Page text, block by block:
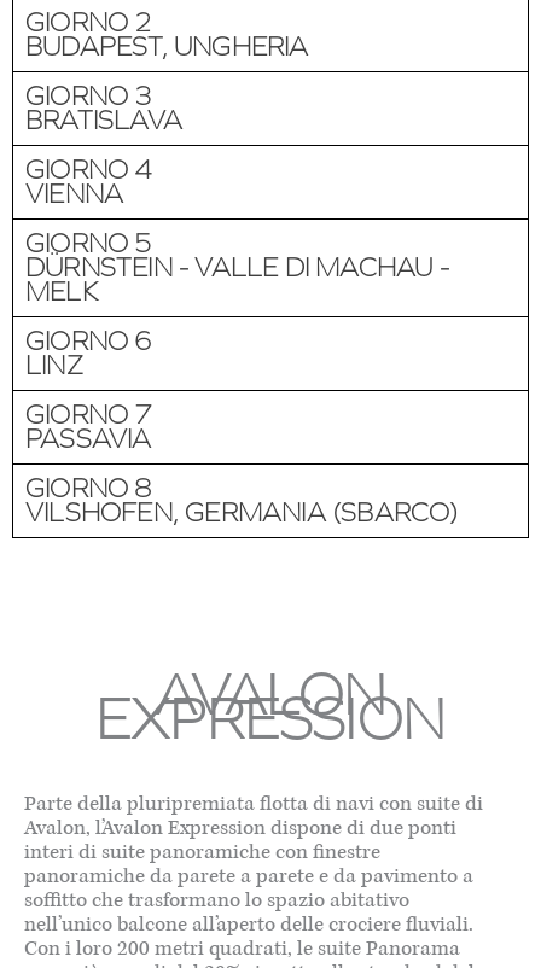
GIORNO 2
BUDAPEST, UNGHERIA
GIORNO 3
BRATISLAVA
GIORNO 4
VIENNA
GIORNO 5
DÜRNSTEIN - VALLE DI MACHAU -
MELK
GIORNO 6
LINZ
GIORNO 7
PASSAVIA
GIORNO 8
VILSHOFEN, GERMANIA (SBARCO)
AVALON
EXPRESSION
Parte della pluripremiata flotta di navi con suite di
Avalon, l’Avalon Expression dispone di due ponti
interi di suite panoramiche con finestre
panoramiche da parete a parete e da pavimento a
soffitto che trasformano lo spazio abitativo
nell’unico balcone all’aperto delle crociere fluviali.
Con i loro 200 metri quadrati, le suite Panorama